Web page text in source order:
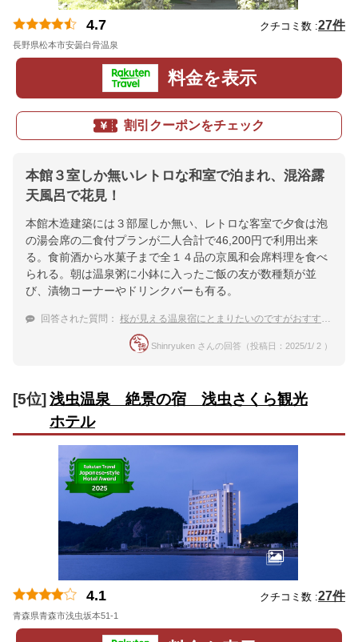
4.7 クチコミ数 :27件
長野県松本市安曇白骨温泉
料金を表示
割引クーポンをチェック
本館３室しか無いレトロな和室で泊まれ、混浴露
天風呂で花見！
本館木造建築には３部屋しか無い、レトロな客室で夕食は泡
の湯会席の二食付プランが二人合計で46,200円で利用出来
る。食前酒から水菓子まで全１４品の京風和会席料理を食べ
られる。朝は温泉粥に小鉢に入ったご飯の友が数種類が並
び、漬物コーナーやドリンクバーも有る。
回答された質問： 桜が見える温泉宿にとまりたいのですがおすすめはありますか？
Shinryuken さんの回答（投稿日：2025/1/ 2 ）
[5位] 浅虫温泉 絶景の宿 浅虫さくら観光
ホテル
4.1 クチコミ数 :27件
青森県青森市浅虫坂本51-1